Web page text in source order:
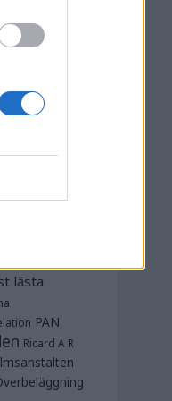
Anstalten
Anstalten
Barn- och
Göteborg
lästa
PAN
Ricard A R